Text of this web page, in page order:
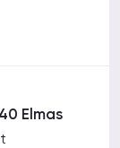
Elmas